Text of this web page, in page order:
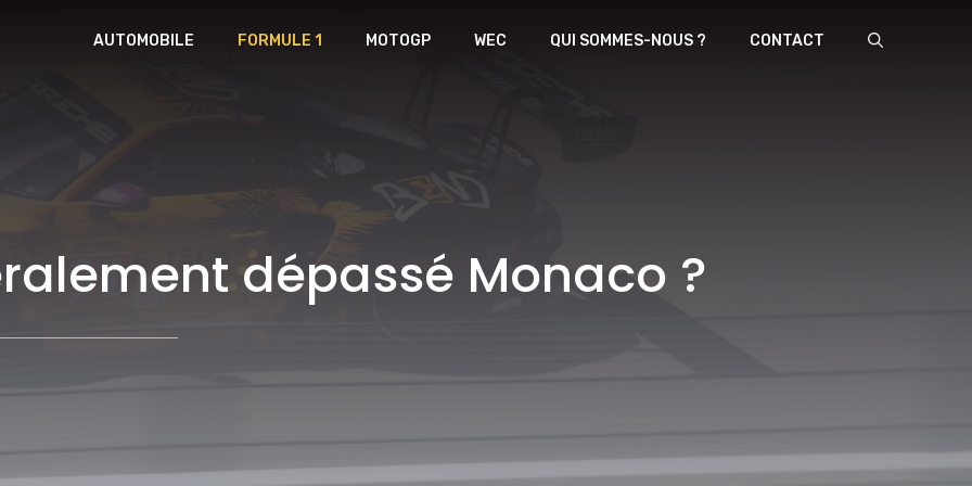
AUTOMOBILE FORMULE 1 MOTOGP WEC QUI SOMMES-NOUS ? CONTACT
dépassé Monaco ?